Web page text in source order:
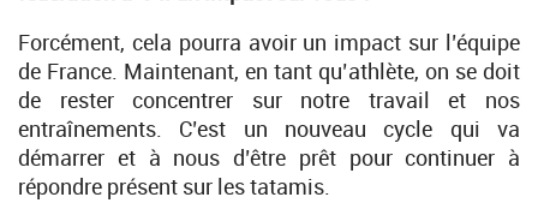
Forcément, cela pourra avoir un impact sur l’équipe
de France. Maintenant, en tant qu’athlète, on se doit
de rester concentrer sur notre travail et nos
entraînements. C’est un nouveau cycle qui va
démarrer et à nous d’être prêt pour continuer à
répondre présent sur les tatamis.